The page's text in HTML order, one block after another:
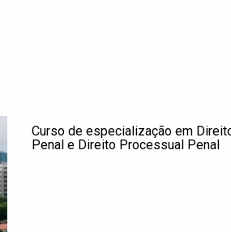
Curso de especialização em
Penal e Direito Processual Penal